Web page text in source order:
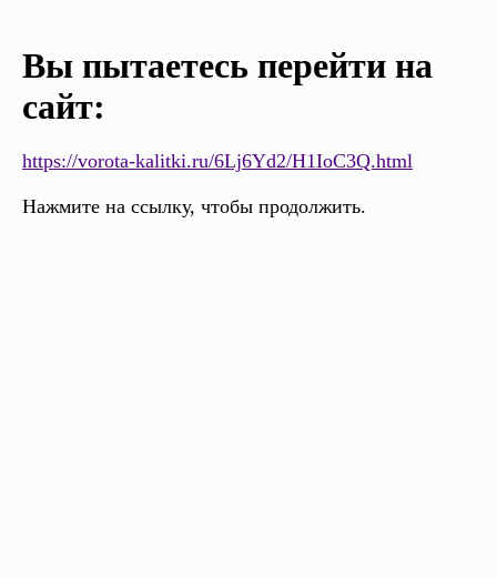
Вы пытаетесь перейти на
сайт:
https://vorota-kalitki.ru/6Lj6Yd2/H1IoC3Q.html
Нажмите на ссылку, чтобы продолжить.